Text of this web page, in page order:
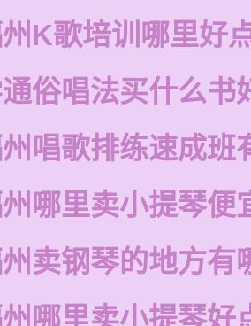
K歌培训哪里好
俗唱法买什么书
唱歌排练速成班
哪里卖小提琴便
卖钢琴的地方有
哪里卖小提琴好